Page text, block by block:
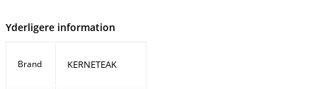
Yderligere information
Brand KERNETEAK